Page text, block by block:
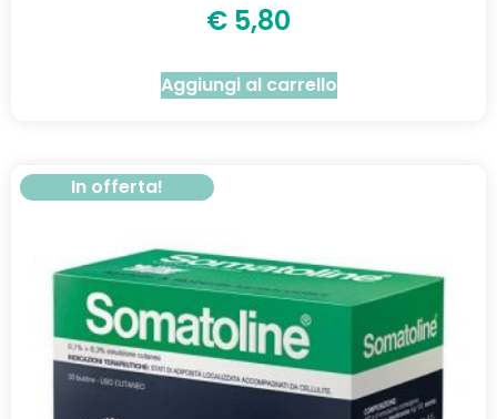
€ 5,80
Aggiungi al carrello
In offerta!